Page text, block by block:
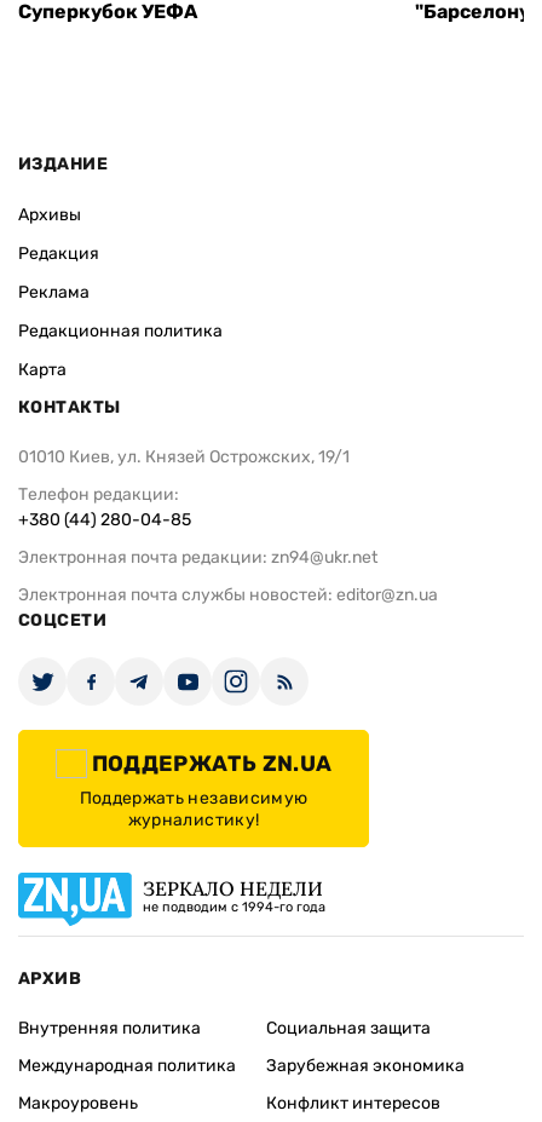
Суперкубок УЕФА
ИЗДАНИЕ
Архивы
Редакция
Реклама
Редакционная политика
Карта
КОНТАКТЫ
01010 Киев, ул. Князей Острожских, 19/1
Телефон редакции:
+380 (44) 280-04-85
Электронная почта редакции: zn94@ukr.net
Электронная почта службы новостей: editor@zn.ua
СОЦСЕТИ
ПОДДЕРЖАТЬ ZN.UA
Поддержать независимую
журналистику!
ЗЕРКАЛО НЕДЕЛИ
не подводим с 1994-го года
АРХИВ
Внутренняя политика
Международная политика
Макроуровень
Социальная защита
Зарубежная экономика
Конфликт интересов